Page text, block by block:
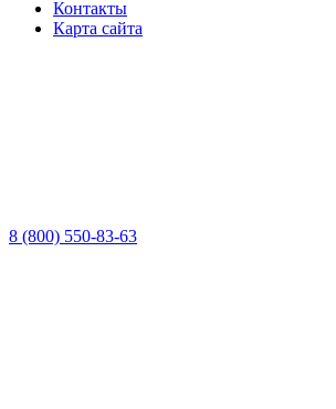
Контакты
Карта сайта
8 (800) 550-83-63